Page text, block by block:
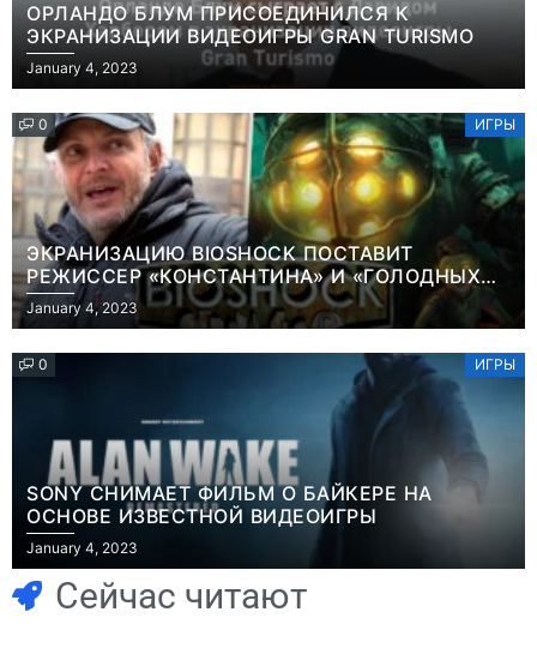
ОРЛАНДО БЛУМ ПРИСОЕДИНИЛСЯ К
ЭКРАНИЗАЦИИ ВИДЕОИГРЫ GRAN TURISMO
January 4, 2023
0 ИГРЫ
ЭКРАНИЗАЦИЮ BIOSHOCK ПОСТАВИТ
РЕЖИССЕР «КОНСТАНТИНА» И «ГОЛОДНЫХ
ИГР»
January 4, 2023
0 ИГРЫ
SONY СНИМАЕТ ФИЛЬМ О БАЙКЕРЕ НА
ОСНОВЕ ИЗВЕСТНОЙ ВИДЕОИГРЫ
January 4, 2023
Сейчас читают
Игры
Геймеры
отменяют
Новичок-геймер